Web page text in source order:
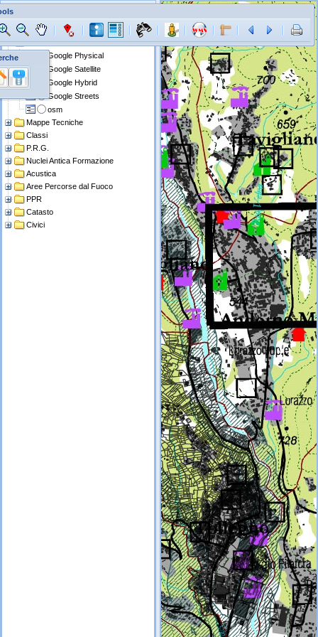
Layer
Layer Fondo
Google Physical
Google Satellite
Google Hybrid
Google Streets
osm
Mappe Tecniche
Classi
P.R.G.
Nuclei Antica Formazione
Acustica
Aree Percorse dal Fuoco
PPR
Catasto
Civici